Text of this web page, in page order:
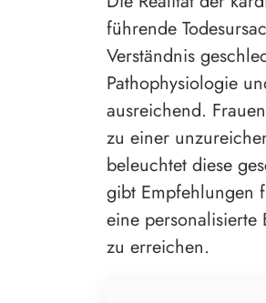
führende
Verständnis
Pathophysiologie
ausreichend.
zu einer
beleuchtet diese
gibt Empfehlungen
eine personalisierte
zu erreichen.